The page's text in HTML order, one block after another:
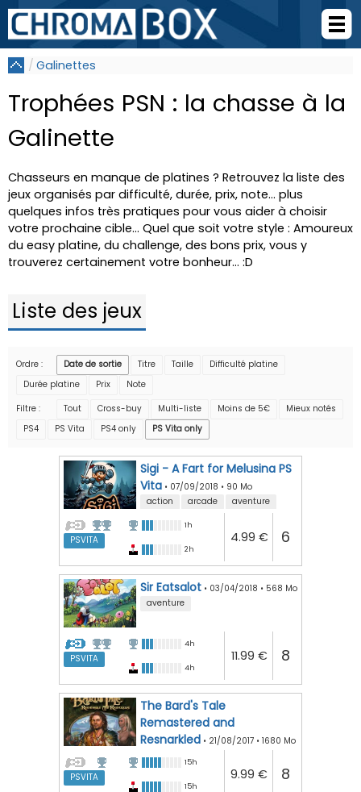
Galinettes
Trophées PSN : la chasse à la
Galinette
Chasseurs en manque de platines ? Retrouvez la liste des
jeux organisés par difficulté, durée, prix, note... plus
quelques infos très pratiques pour vous aider à choisir
votre prochaine cible... Quel que soit votre style : Amoureux
du easy platine, du challenge, des bons prix, vous y
trouverez certainement votre bonheur... :D
Liste des jeux
Ordre : Date de sortie Titre Taille
Difficulté platine
Durée platine
Prix
Note
Filtre :
Tout Cross-buy Multi-liste Moins de 5€
Mieux notés
PS4
PS Vita PS4 only PS Vita only
Sigi - A Fart for Melusina PS
Vita • 07/09/2018 • 90 Mo
action
arcade aventure
PSVITA
1h
2h
4.99 € 6
Sir Eatsalot • 03/04/2018 • 568 Mo
aventure
PSVITA
4h
4h
11.99 € 8
The Bard's Tale
Remastered and
Resnarkled • 21/08/2017 • 1680 Mo
RPG
PSVITA
15h
15h
9.99 € 8